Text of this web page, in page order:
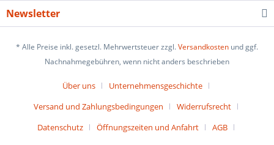
Newsletter
* Alle Preise inkl. gesetzl. Mehrwertsteuer zzgl.Versandkosten und ggf.
Nachnahmegebühren, wenn nicht anders beschrieben
Über uns
Unternehmensgeschichte
Versand und Zahlungsbedingungen
Widerrufsrecht
Datenschutz
Öffnungszeiten und Anfahrt
AGB